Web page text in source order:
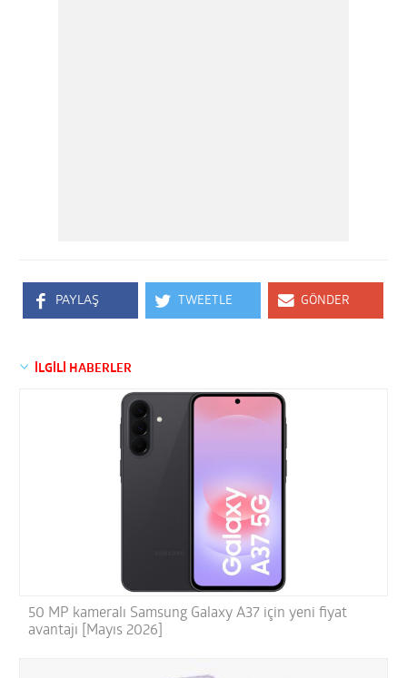
PAYLAŞ TWEETLE GÖNDER
İLGİLİ HABERLER
50 MP kameralı Samsung Galaxy A37 için yeni fiyat
avantajı [Mayıs 2026]